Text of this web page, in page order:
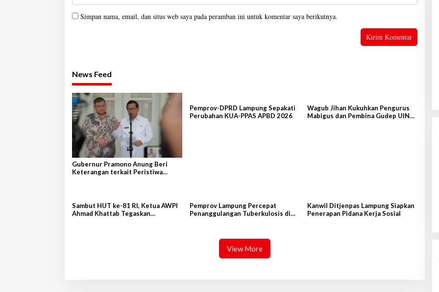
Simpan nama, email, dan situs web saya pada peramban ini untuk komentar saya berikutnya.
News Feed
Gubernur Pramono Anung Beri
Keterangan terkait Peristiwa
Pemprov-DPRD Lampung Sepakati
Perubahan KUA-PPAS APBD 2026
Wagub Jihan Kukuhkan Pengurus
Mabigus dan Pembina Gudep UIN
Sambut HUT ke-81 RI, Ketua AWPI
Ahmad Khattab Tegaskan
Pemprov Lampung Percepat
Penanggulangan Tuberkulosis di
Kanwil Ditjenpas Lampung Siapkan
Penerapan Pidana Kerja Sosial
View More
Penerapan Pidana Kerja Sosial
Di Hukrim, Lampung, Pemerintahan |
7 Agustus